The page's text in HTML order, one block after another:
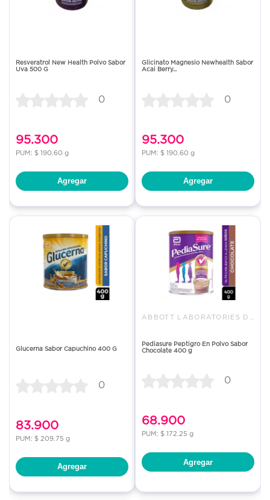
Resveratrol New Health Polvo Sabor
Uva 500 G
0
95.300
PUM: $ 190.60 g
Agregar
Glicinato Magnesio Newhealth Sabor
Acai Berry...
0
95.300
PUM: $ 190.60 g
Agregar
Glucerna Sabor Capuchino 400 G
0
83.900
PUM: $ 209.75 g
Agregar
Pediasure Peptigro En Polvo Sabor
Chocolate 400 g
0
68.900
PUM: $ 172.25 g
Agregar